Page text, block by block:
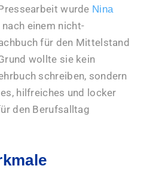
wurde Nina
einem nicht-
für den Mittelstand
wollte sie kein
schreiben, sondern
hilfreiches und locker
den Berufsalltag